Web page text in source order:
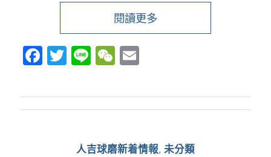
閱讀更多
Facebook
Twitter
LineWeChat
Email
人吉球磨新着情報, 未分類